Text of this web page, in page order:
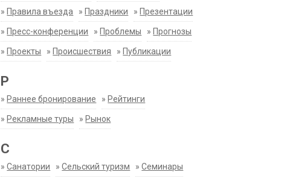
» Правила въезда » Праздники » Презентации
» Пресс-конференции » Проблемы » Прогнозы
» Проекты » Происшествия » Публикации
Р
» Раннее бронирование » Рейтинги
» Рекламные туры » Рынок
С
»Санатории »Сельский туризм »Семинары